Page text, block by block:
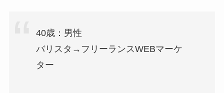
40歳：男性
バリスタ→フリーランスWEBマーケ
ター